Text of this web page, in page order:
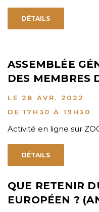
DÉTAILS
ASSEMBLÉE
DES MEMBRES
LE 28 AVR. 2022
DE 17H30 À 19H30
Activité en ligne sur
DÉTAILS
QUE RETENIR
EUROPÉEN ?